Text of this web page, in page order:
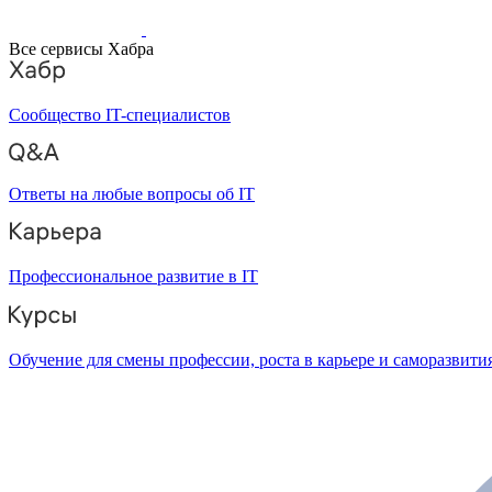
Все сервисы Хабра
Сообщество IT-специалистов
Ответы на любые вопросы об IT
Профессиональное развитие в IT
Обучение для смены профессии, роста в карьере и